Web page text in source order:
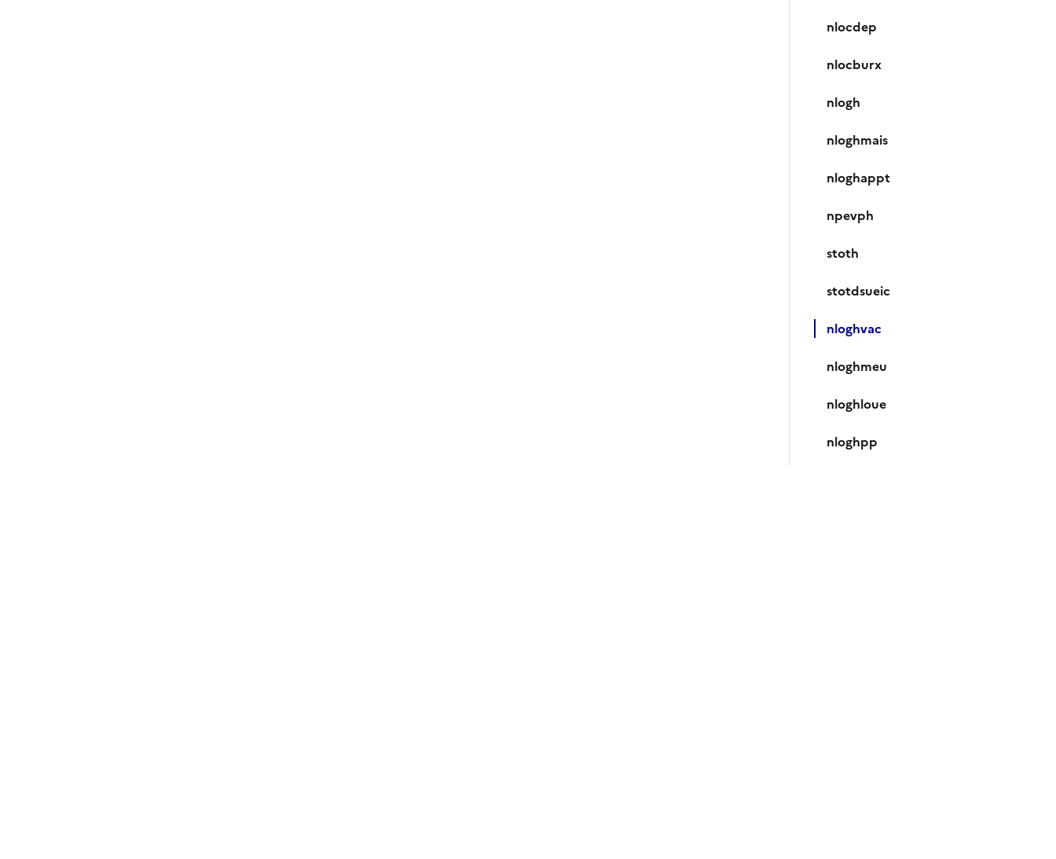
nlocdep
nlocburx
nlogh
nloghmais
nloghappt
npevph
stoth
stotdsueic
nloghvac
nloghmeu
nloghloue
nloghpp